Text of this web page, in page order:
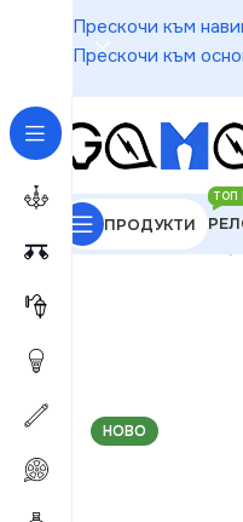
Прескочи към
Прескочи към
ПРОДУКТИ
ТОП
GAMALIGHT»
НОВО